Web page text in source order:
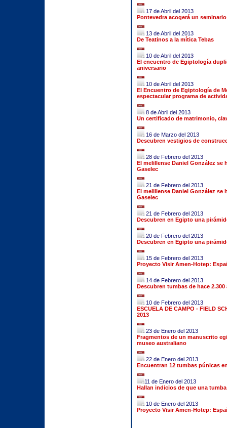
17 de Abril del 2013
Pontevedra acogerá un
13 de Abril del 2013
De Teatinos a la mítica Tebas
10 de Abril del 2013
El encuentro de Egiptología
aniversario
10 de Abril del 2013
El Encuentro de Egiptología de
espectacular programa de
8 de Abril del 2013
Un certificado de matrimonio,
16 de Marzo del 2013
Descubren vestigios de
28 de Febrero del 2013
El melillense Daniel González se
Gaselec
21 de Febrero del 2013
El melillense Daniel González se
Gaselec
21 de Febrero del 2013
Descubren en Egipto una
20 de Febrero del 2013
Descubren en Egipto una
15 de Febrero del 2013
Proyecto Visir Amen-Hotep:
14 de Febrero del 2013
Descubren tumbas de hace
10 de Febrero del 2013
ESCUELA DE CAMPO - FIELD
2013
23 de Enero del 2013
Fragmentos de un manuscrito
museo australiano
22 de Enero del 2013
Encuentran 12 tumbas púnicas
11 de Enero del 2013
Hallan indicios de que una
10 de Enero del 2013
Proyecto Visir Amen-Hotep: